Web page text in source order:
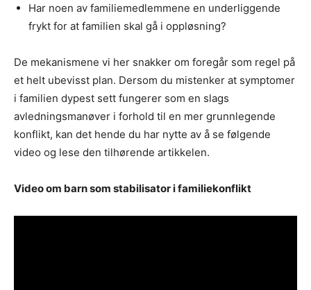
Har noen av familiemedlemmene en underliggende
frykt for at familien skal gå i oppløsning?
De mekanismene vi her snakker om foregår som regel på
et helt ubevisst plan. Dersom du mistenker at symptomer
i familien dypest sett fungerer som en slags
avledningsmanøver i forhold til en mer grunnlegende
konflikt, kan det hende du har nytte av å se følgende
video og lese den tilhørende artikkelen.
Video om barn som stabilisator i familiekonflikt